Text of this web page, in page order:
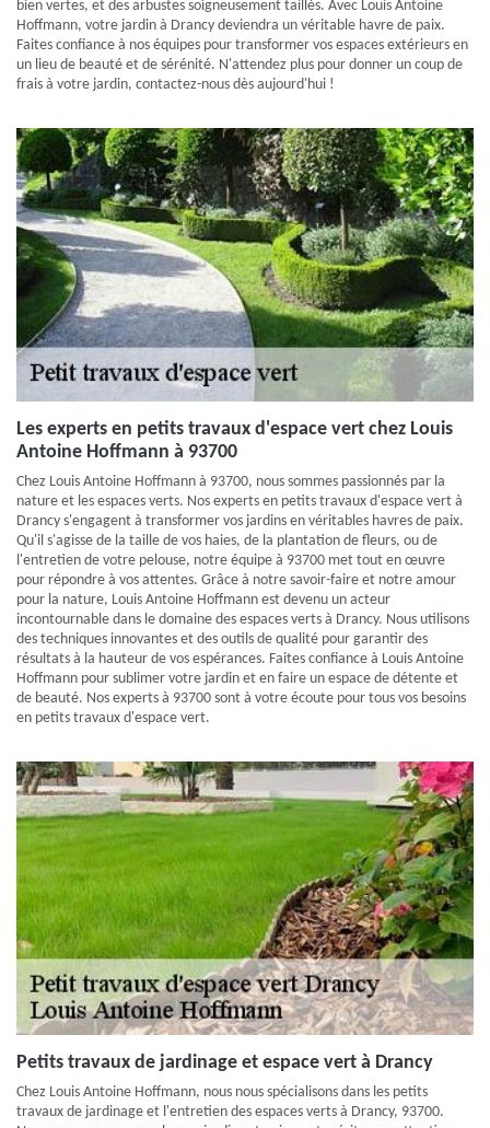
bien vertes, et des arbustes soigneusement taillés. Avec Louis Antoine
Hoffmann, votre jardin à Drancy deviendra un véritable havre de paix.
Faites confiance à nos équipes pour transformer vos espaces extérieurs en
un lieu de beauté et de sérénité. N'attendez plus pour donner un coup de
frais à votre jardin, contactez-nous dès aujourd'hui !
Les experts en petits travaux d'espace vert chez Louis
Antoine Hoffmann à 93700
Chez Louis Antoine Hoffmann à 93700, nous sommes passionnés par la
nature et les espaces verts. Nos experts en petits travaux d'espace vert à
Drancy s'engagent à transformer vos jardins en véritables havres de paix.
Qu'il s'agisse de la taille de vos haies, de la plantation de fleurs, ou de
l'entretien de votre pelouse, notre équipe à 93700 met tout en œuvre
pour répondre à vos attentes. Grâce à notre savoir-faire et notre amour
pour la nature, Louis Antoine Hoffmann est devenu un acteur
incontournable dans le domaine des espaces verts à Drancy. Nous utilisons
des techniques innovantes et des outils de qualité pour garantir des
résultats à la hauteur de vos espérances. Faites confiance à Louis Antoine
Hoffmann pour sublimer votre jardin et en faire un espace de détente et
de beauté. Nos experts à 93700 sont à votre écoute pour tous vos besoins
en petits travaux d'espace vert.
Petits travaux de jardinage et espace vert à Drancy
Chez Louis Antoine Hoffmann, nous nous spécialisons dans les petits
travaux de jardinage et l'entretien des espaces verts à Drancy, 93700.